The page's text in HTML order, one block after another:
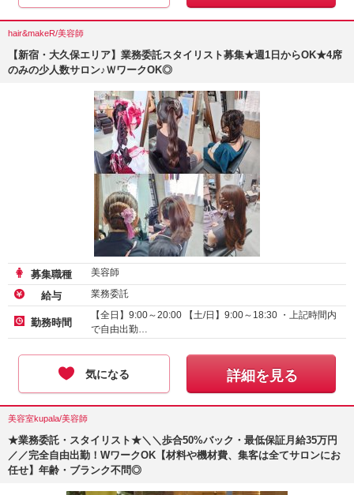
hair&makeR/美容師
【新宿・大久保エリア】業務委託スタイリスト募集★週1日からOK★4席
のみの少人数サロン♪ＷワークOK◎
募集職種 美容師
給与 業務委託
勤務時間
【全日】9:00～20:00 【土/日】9:00～18:30 ・上記時間内
で自由出勤…
気になる 詳細を見る
美容室kupala/美容師
★業務委託・スタイリスト★＼＼歩合50%バック・最低保証月給35万円
／／完全自由出勤！WワークOK【材料や機材費、集客は全てサロンにお
任せ】年齢・ブランク不問◎